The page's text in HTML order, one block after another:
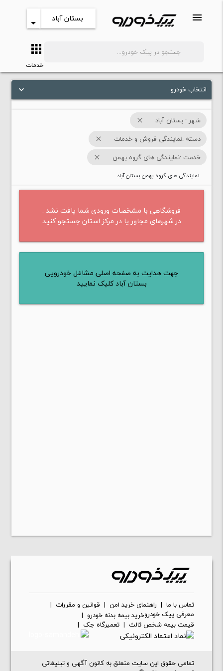
menu بستان آباد arrow_drop_down
apps
خدمات
keyboard_arrow_down انتخاب خودرو
شهر : بستان آباد close
دسته :نمایندگی فروش و خدمات close
خدمت :نمایندگی های گروه بهمن close
نمایندگی های گروه بهمن بستان آباد
فروشگاهی با مشخصات ورودی شما یافت نشد .
در شهرهای مجاور یا در مرکز استان جستجو کنید
جهت هدایت به صفحه اصلی مشاغل خودرویی
بستان آباد کلیک نمایید
تماس با ما| راهنمای خرید امن| قوانین و مقررات|
معرفی پیک خودروخرید بیمه بدنه خودرو|
قیمت بیمه شخص ثالث| تعمیرگاه جک |
تمامی حقوق این سایت متعلق به کانون آگهی و تبلیغاتی